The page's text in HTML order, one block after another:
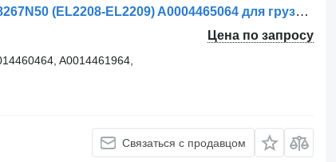
Осушитель воздуха Knorr-Bremse K138267N50 (EL2208-EL2209) A0004465064 для грузовика Mercedes-Benz AROCS, ACTROS
Цена по запросу
A0014461964,
Связаться с продавцом